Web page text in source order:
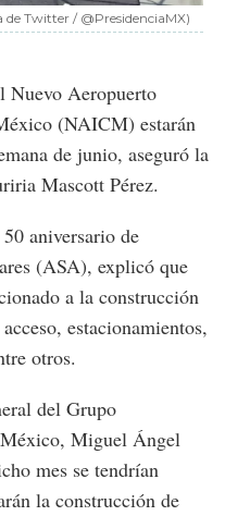
de Twitter / @PresidenciaMX)
Nuevo Aeropuerto
(NAICM) estarán
de junio, aseguró la
Mascott Pérez.
aniversario de
(ASA), explicó que
a la construcción
estacionamientos,
otros.
del Grupo
Miguel Ángel
mes se tendrían
la construcción de